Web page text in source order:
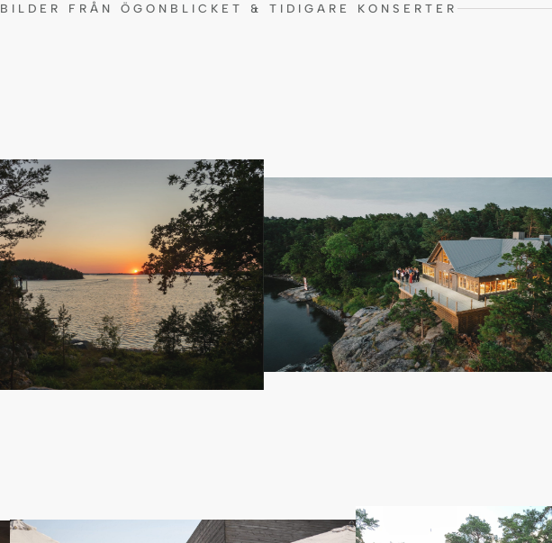
BILDER FRÅN ÖGONBLICKET & TIDIGARE KONSERTER